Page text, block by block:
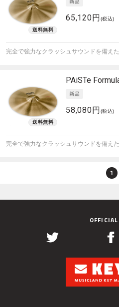
65,120円 (税込)
完全で強力なクラッシュサウンドを備え
PAiSTe
58,080円 (税込)
完全で強力なクラッシュサウンドを備え
1